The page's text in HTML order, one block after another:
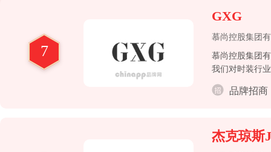
7
GXG
慕尚控股集团
慕尚控股集团
我们对时装行
品牌招商
杰克琼斯